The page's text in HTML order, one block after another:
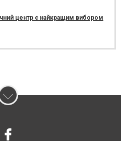
центр є найкращим вибором